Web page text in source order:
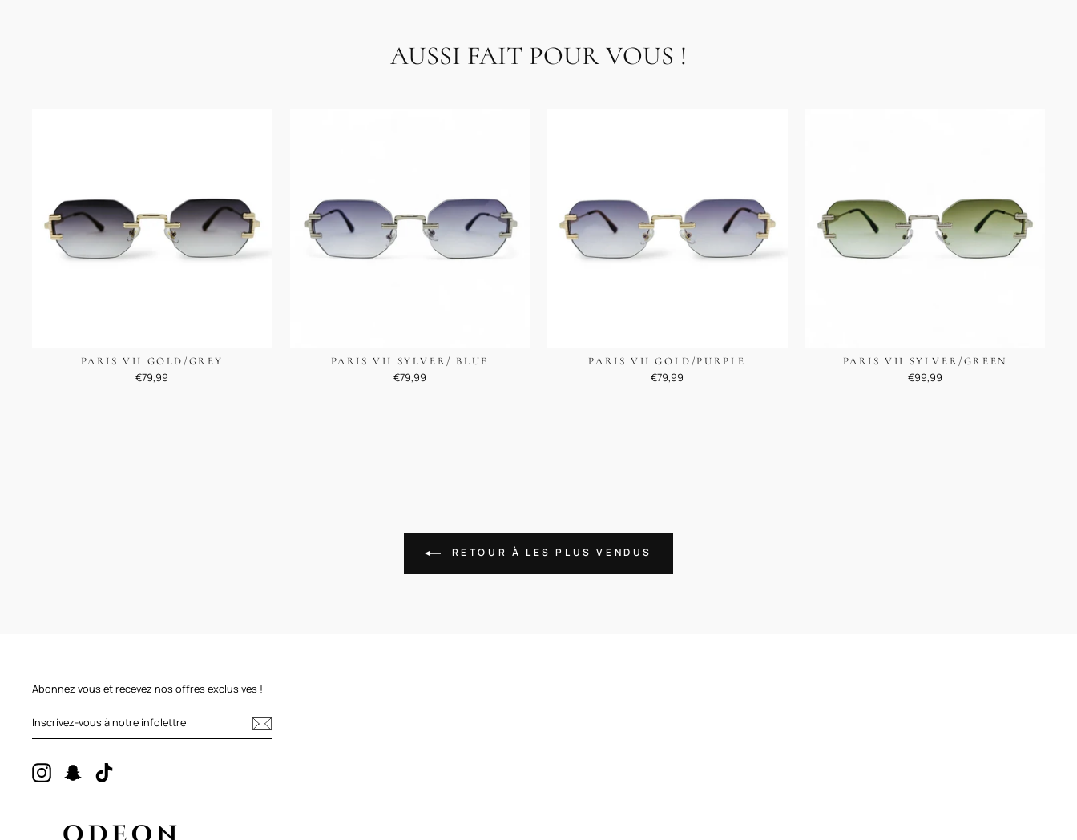
AUSSI FAIT POUR VOUS !
PARIS VII GOLD/GREY
€79,99
PARIS VII SYLVER/ BLUE
€79,99
PARIS VII GOLD/PURPLE
€79,99
PARIS VII SYLVER/GREEN
€99,99
RETOUR À LES PLUS VENDUS
Abonnez vous et recevez nos offres exclusives !
VOUS
À
InstagramSnapchat